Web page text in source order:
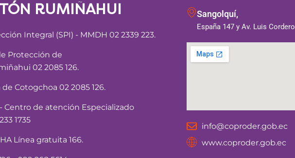
RUMIÑAHUI
Integral (SPI) - MMDH 02 2339 223.
Protección de
02 2085 126.
Cotogchoa 02 2085 126.
Centro de atención Especializado
1735
Línea gratuita 166.
Sangolquí,
España 147 y Av. Luis Cordero
info@coproder.gob.ec
www.coproder.gob.ec